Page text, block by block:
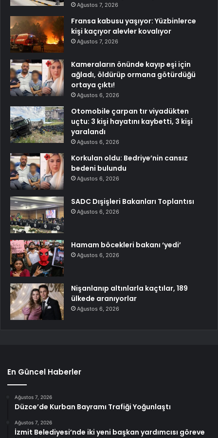
Ağustos 7, 2026
Fransa kabusu yaşıyor: Yüzbinlerce
kişi kaçıyor alevler kovalıyor
Ağustos 7, 2026
Kameraların önünde kayıp eşi için
ağladı, öldürüp ormana götürdüğü
ortaya çıktı!
Ağustos 6, 2026
Otomobile çarpan tır viyadükten
uçtu: 3 kişi hayatını kaybetti, 3 kişi
yaralandı
Ağustos 6, 2026
Korkulan oldu: Bedriye’nin cansız
bedeni bulundu
Ağustos 6, 2026
SADC Dışişleri Bakanları Toplantısı
Ağustos 6, 2026
Hamam böcekleri bakanı ‘yedi’
Ağustos 6, 2026
Nişanlanıp altınlarla kaçtılar, 189
ülkede aranıyorlar
Ağustos 6, 2026
En Güncel Haberler
Ağustos 7, 2026
Düzce’de Kurban Bayramı Trafiği Yoğunlaştı
Ağustos 7, 2026
İzmit Belediyesi’nde iki yeni başkan yardımcısı göreve